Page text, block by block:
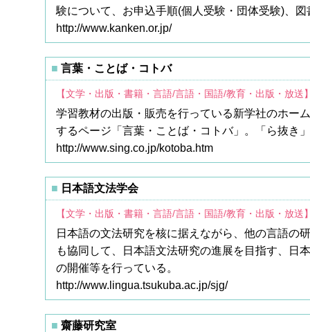
験について、お申込手順(個人受験・団体受験)、
http://www.kanken.or.jp/
言葉・ことば・コトバ
【文学・出版・書籍・言語/言語・国語/教育・出版・放送
学習教材の出版・販売を行っている新学社のホー
するページ「言葉・ことば・コトバ」。「ら抜き
http://www.sing.co.jp/kotoba.htm
日本語文法学会
【文学・出版・書籍・言語/言語・国語/教育・出版・放送
日本語の文法研究を核に据えながら、他の言語の
も協同して、日本語文法研究の進展を目指す、日
の開催等を行っている。
http://www.lingua.tsukuba.ac.jp/sjg/
齋藤研究室